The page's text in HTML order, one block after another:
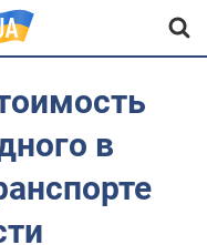
в